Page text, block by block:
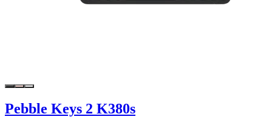
Pebble Keys 2 K380s